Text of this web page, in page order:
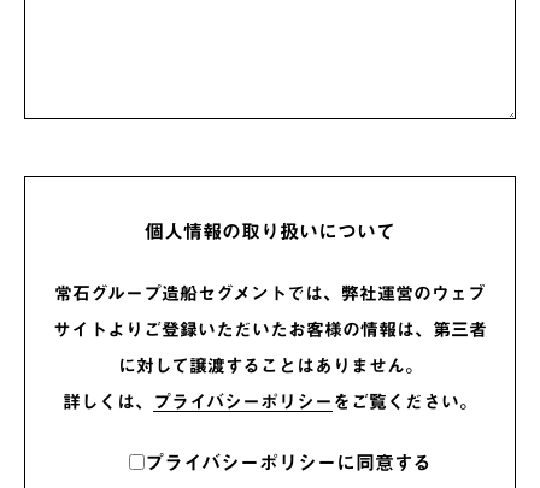
個人情報の取り扱いについて
常石グループ造船セグメントでは、弊社運営のウェブ
サイトよりご登録いただいたお客様の情報は、第三者
に対して譲渡することはありません。
詳しくは、
プライバシーポリシー をご覧ください。
プライバシーポリシーに同意する